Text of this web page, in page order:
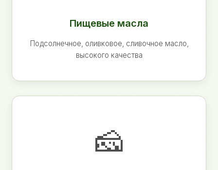
Пищевые масла
Подсолнечное, оливковое, сливочное масло,
высокого качества
🧀